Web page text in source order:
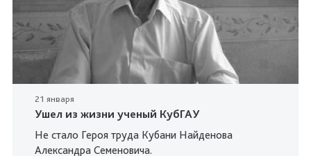
21 января
Ушел из жизни ученый КубГАУ
Не стало Героя труда Кубани Найденова
Александра Семеновича.